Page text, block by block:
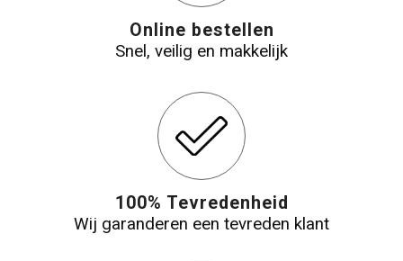
Online bestellen
Snel, veilig en makkelijk
100% Tevredenheid
Wij garanderen een tevreden klant